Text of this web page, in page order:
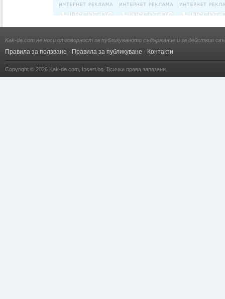
Kak-da.com не носи отговорност за публикуваното съдържание и за действия
Правила за ползване · Правила за публикуване · Контакти
Copyright © 2026 Kak-da.com Insert.bg . Всички права запазени.